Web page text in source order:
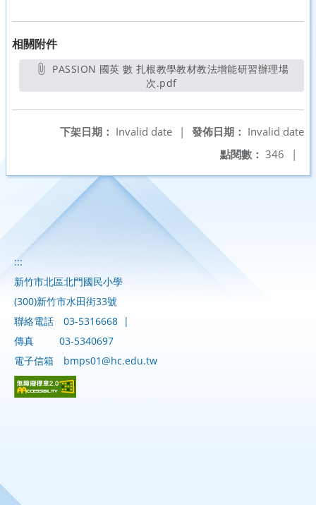
相關附件
次.pdf另開新視窗
發佈日期： Invalid date
下架日期： Invalid date
|
點閱數： 346 |
:::
新竹市北區北門國民小學
(300)新竹市水田街33號
聯絡電話
03-5316668 |
傳真
03-5340697
電子信箱
bmps01@hc.edu.tw